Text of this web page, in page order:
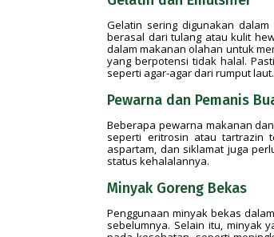
Gelatin sering digunakan
berasal dari tulang atau kulit
dalam makanan olahan untuk
yang berpotensi tidak halal.
seperti agar-agar dari rumput laut.
Pewarna dan Pemanis
Beberapa pewarna makanan
seperti eritrosin atau tartrazin
aspartam, dan siklamat juga
status kehalalannya.
Minyak Goreng Bekas
Penggunaan minyak bekas
sebelumnya. Selain itu, minyak